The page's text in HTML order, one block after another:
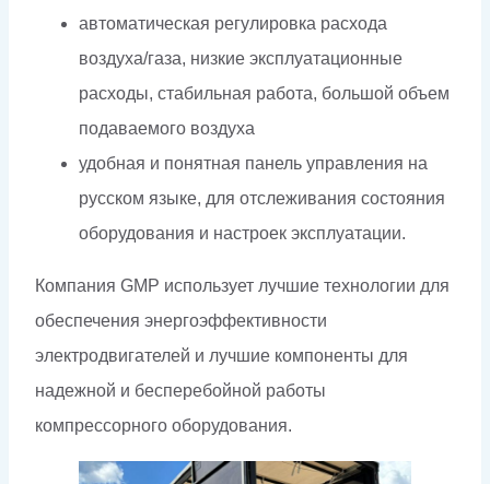
автоматическая регулировка расхода
воздуха/газа, низкие эксплуатационные
расходы, стабильная работа, большой объем
подаваемого воздуха
удобная и понятная панель управления на
русском языке, для отслеживания состояния
оборудования и настроек эксплуатации.
Компания GMP использует лучшие технологии для
обеспечения энергоэффективности
электродвигателей и лучшие компоненты для
надежной и бесперебойной работы
компрессорного оборудования.